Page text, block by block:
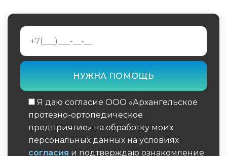
Я даю согласие ООО «Архангельское
протезно-ортопедическое
предприятие» на обработку моих
персональных данных на условиях
согласия и подтверждаю ознакомление